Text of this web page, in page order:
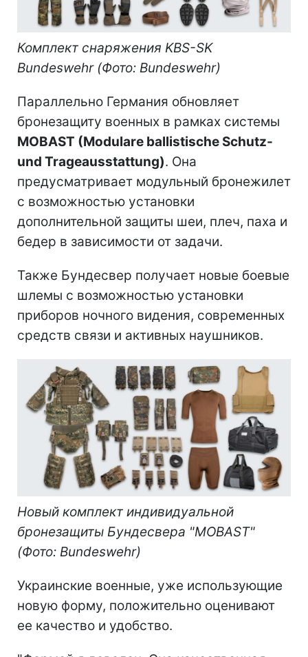
Комплект снаряжения KBS-SK
Bundeswehr (Фото: Bundeswehr)
Параллельно Германия обновляет
бронезащиту военных в рамках системы
MOBAST (Modulare ballistische Schutz-
und Trageausstattung). Она
предусматривает модульный бронежилет
с возможностью установки
дополнительной защиты шеи, плеч, паха и
бедер в зависимости от задачи.
Также Бундесвер получает новые боевые
шлемы с возможностью установки
приборов ночного видения, современных
средств связи и активных наушников.
Новый комплект индивидуальной
бронезащиты Бундесвера "MOBAST"
(Фото: Bundeswehr)
Украинские военные, уже использующие
новую форму, положительно оценивают
ее качество и удобство.